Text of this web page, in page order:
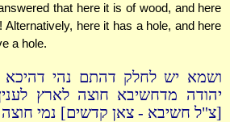
that here it is of wood, and here
Alternatively, here it has a hole, and here
a hole.
ושמא יש לחלק דהתם נהי דהיכא
יהודה מדחשיבא חוצה לארץ
[צ"ל חשיבא - צאן קדשים] נמי חוצה